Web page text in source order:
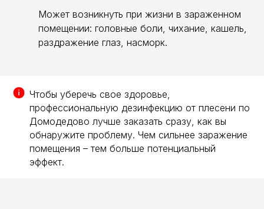
Может возникнуть при жизни в зараженном
помещении: головные боли, чихание, кашель,
раздражение глаз, насморк.
Чтобы уберечь свое здоровье,
профессиональную дезинфекцию от плесени по
Домодедово лучше заказать сразу, как вы
обнаружите проблему. Чем сильнее заражение
помещения – тем больше потенциальный
эффект.
Обработка от плесени
ЗАКАЗАТЬ ОБРАБОТКУ